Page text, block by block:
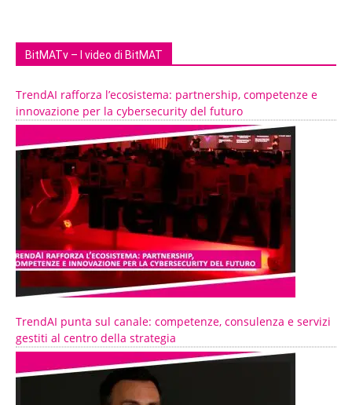
BitMATv – I video di BitMAT
TrendAI rafforza l’ecosistema: partnership, competenze e
innovazione per la cybersecurity del futuro
TrendAI punta sul canale: competenze, consulenza e servizi
gestiti al centro della strategia